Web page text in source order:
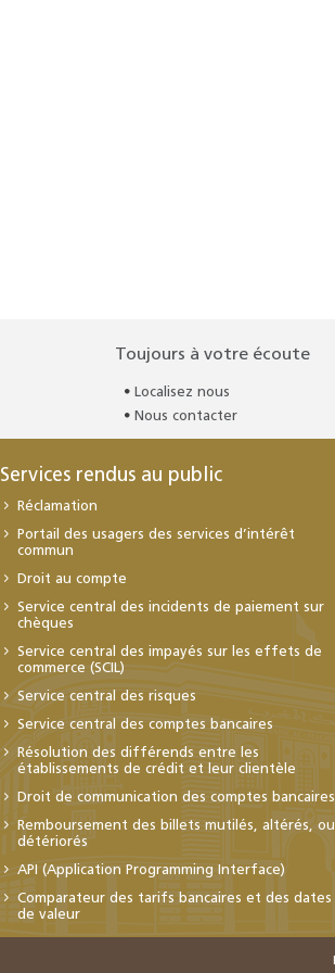
Toujours à votre écoute
Localisez nous
Nous contacter
Services rendus au public
Réclamation
Portail des usagers des services d’intérêt
commun
Droit au compte
Service central des incidents de paiement sur
chèques
Service central des impayés sur les effets de
commerce (SCIL)
Service central des risques
Service central des comptes bancaires
Résolution des différends entre les
établissements de crédit et leur clientèle
Droit de communication des comptes bancaires
Remboursement des billets mutilés, altérés, ou
détériorés
API (Application Programming Interface)
Comparateur des tarifs bancaires et des dates
de valeur